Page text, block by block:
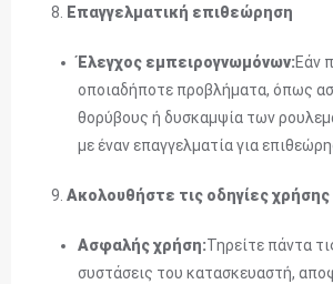
Επαγγελματική επιθεώρηση
Έλεγχος εμπειρογνωμόνων:Εάν
οποιαδήποτε προβλήματα, όπως
θορύβους ή δυσκαμψία των
με έναν επαγγελματία για
Ακολουθήστε τις οδηγίες χρήσης
Ασφαλής χρήση:Τηρείτε πάντα
συστάσεις του κατασκευαστή,